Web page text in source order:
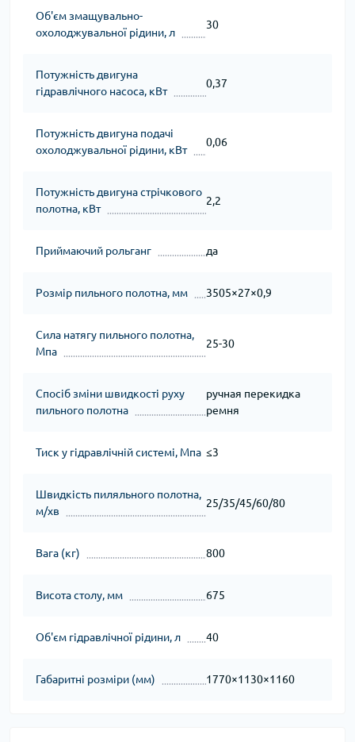
Об'єм змащувально-
охолоджувальної рідини, л
30
Потужність двигуна
гідравлічного насоса, кВт
0,37
Потужність двигуна подачі
охолоджувальної рідини, кВт
0,06
Потужність двигуна стрічкового
полотна, кВт
2,2
Приймаючий рольганг да
Розмір пильного полотна, мм 3505×27×0,9
Сила натягу пильного полотна,
Мпа
25-30
Спосіб зміни швидкості руху
пильного полотна
ручная перекидка
ремня
Тиск у гідравлічній системі, Мпа ≤3
Швидкість пиляльного полотна,
м/хв
25/35/45/60/80
Вага (кг) 800
Висота столу, мм 675
Об'єм гідравлічної рідини, л 40
Габаритні розміри (мм) 1770×1130×1160